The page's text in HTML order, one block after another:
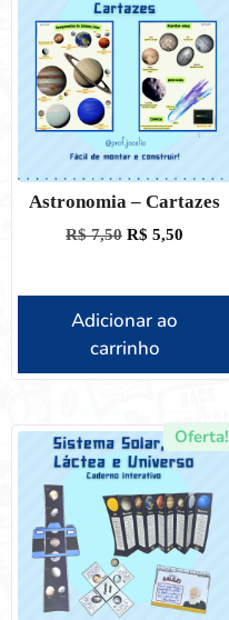
Astronomia – Cartazes
R$7,50 R$ 5,50
Adicionar ao
carrinho
Oferta!